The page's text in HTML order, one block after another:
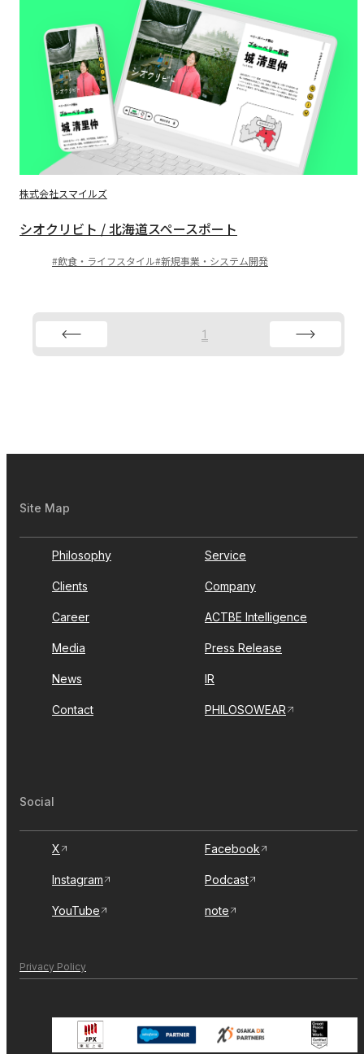
株式会社スマイルズ
シオクリビト / 北海道スペースポート
飲食・ライフスタイル 新規事業・システム開発
1
Site Map
Philosophy Service
Clients Company
Career ACTBE Intelligence
Media Press Release
News IR
Contact PHILOSOWEAR
Social
X Facebook
Instagram Podcast
YouTube note
Privacy Policy